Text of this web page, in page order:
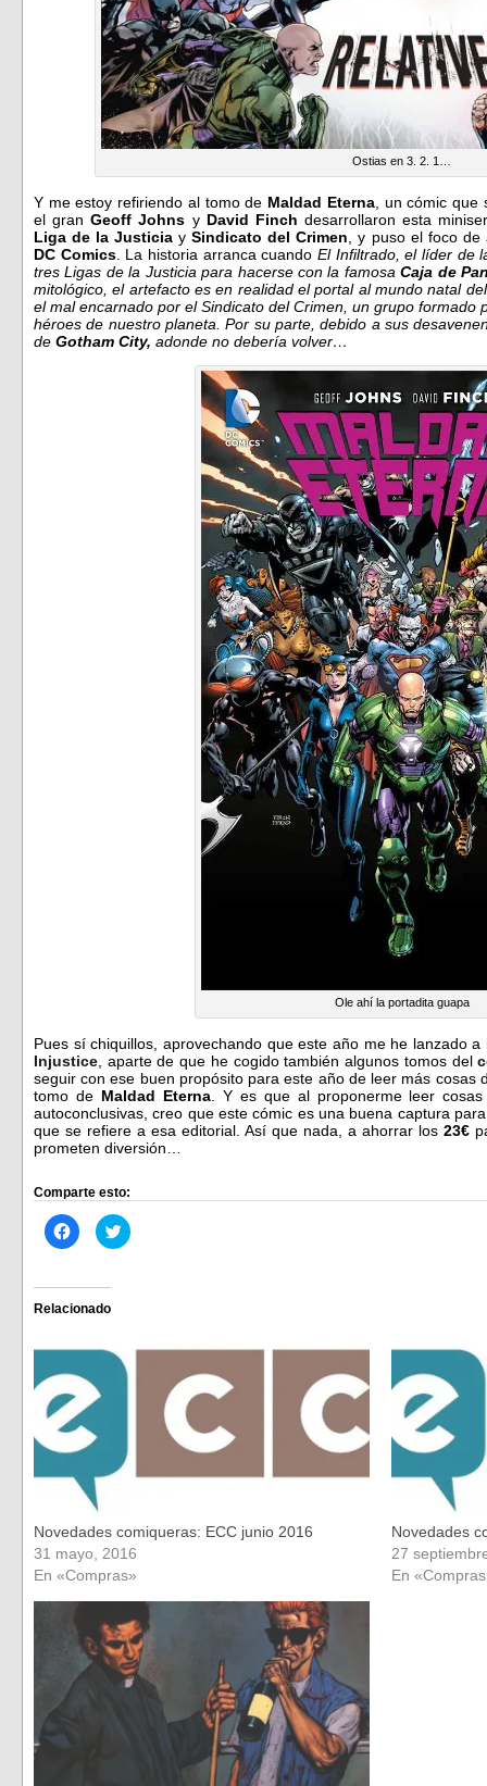
Ostias en 3. 2. 1…
Y me estoy refiriendo al tomo de Maldad Eterna, un cómic que
el granGeoff Johns yDavid Finch desarrollaron esta
Liga de la Justicia ySindicato del Crimen , y puso el foco
DC Comics. La historia arranca cuandoEl Infiltrado, el líder de
tres Ligas de la Justicia para hacerse con la famosa Caja de
mitológico, el artefacto es en realidad el portal al mundo natal
el mal encarnado por el Sindicato del Crimen, un grupo formado
héroes de nuestro planeta. Por su parte, debido a sus
de Gotham City, adonde no debería volver…
Ole ahí la portadita guapa
Pues sí chiquillos, aprovechando que este año me he lanzado
Injustice , aparte de que he cogido también algunos tomos del
seguir con ese buen propósito para este año de leer más cosas
tomo de Maldad Eterna. Y es que al proponerme leer
autoconclusivas, creo que este cómic es una buena captura
que se refiere a esa editorial. Así que nada, a ahorrar los 23€
prometen diversión…
Comparte esto:
Haz
clic
Facebook
(Se
abre
una
ventana
nueva)
Haz
clic
una
ventana
nueva)
Relacionado
Novedades comiqueras: ECC junio 2016
31 mayo, 2016
En «Compras»
Novedades
27
En